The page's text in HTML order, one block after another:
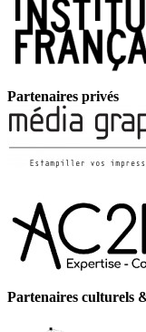
Partenaires privés
Partenaires culturels